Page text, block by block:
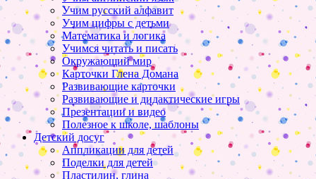
Учим русский алфавит
Учим цифры с детьми
Математика и логика
Учимся читать и писать
Окружающий мир
Карточки Глена Домана
Развивающие карточки
Развивающие и дидактические игры
Презентации и видео
Полезное к школе, шаблоны
Детский досуг
Аппликации для детей
Поделки для детей
Пластилин, глина